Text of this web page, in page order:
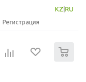
KZ RU
Регистрация